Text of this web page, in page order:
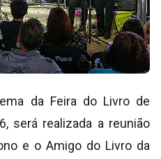
da Feira do Livro de
será realizada a reunião
e o Amigo do Livro da